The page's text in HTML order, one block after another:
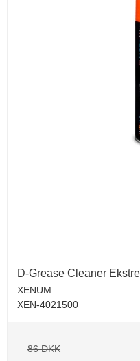
D-Grease Cleaner
XENUM
XEN-4021500
86 DKK